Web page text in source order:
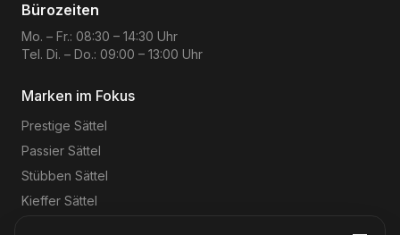
Bürozeiten
Mo. – Fr.: 08:30 – 14:30 Uhr
Tel. Di. – Do.: 09:00 – 13:00 Uhr
Marken im Fokus
Prestige Sättel
Passier Sättel
Stübben Sättel
Kieffer Sättel